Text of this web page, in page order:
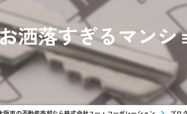
買取
購入
洒落すぎるマンシ